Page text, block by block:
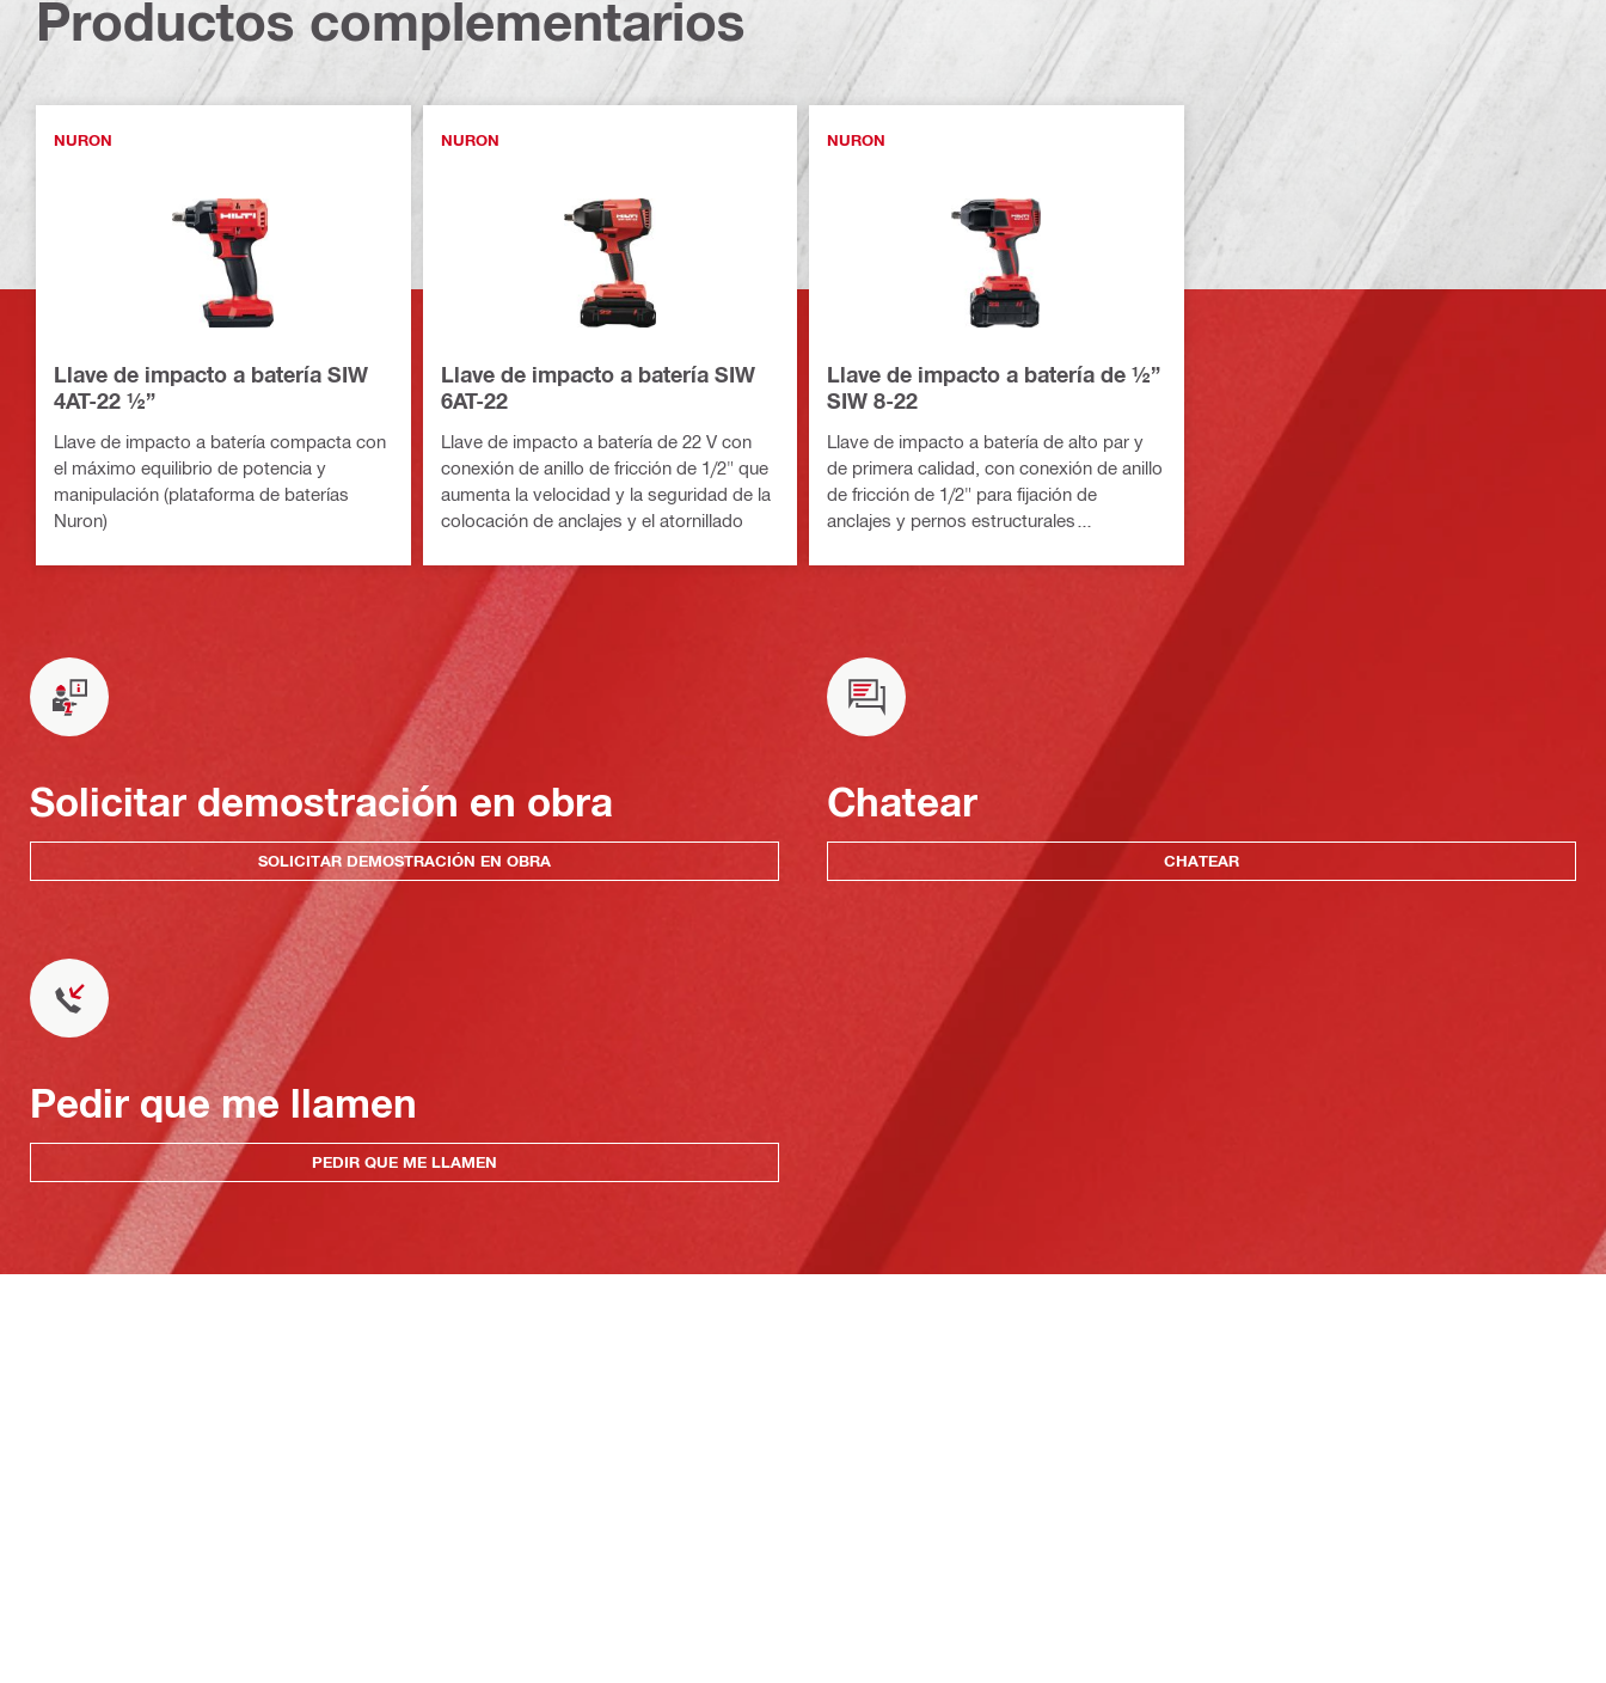
Productos complementarios
NURON
Llave de impacto a batería SIW
4AT-22 ½”
Llave de impacto a batería compacta con
el máximo equilibrio de potencia y
manipulación (plataforma de baterías
Nuron)
NURON
Llave de impacto a batería SIW
6AT-22
Llave de impacto a batería de 22 V con
conexión de anillo de fricción de 1/2" que
aumenta la velocidad y la seguridad de la
colocación de anclajes y el atornillado
NURON
Llave de impacto a batería de ½”
SIW 8-22
Llave de impacto a batería de alto par y
de primera calidad, con conexión de anillo
de fricción de 1/2" para fijación de
anclajes y pernos estructurales
Solicitar demostración en obra
SOLICITAR DEMOSTRACIÓN EN OBRA
Chatear
CHATEAR
Pedir que me llamen
PEDIR QUE ME LLAMEN